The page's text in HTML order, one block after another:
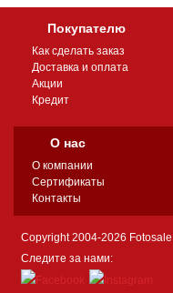
Покупателю
Как сделать заказ
Доставка и оплата
Акции
Кредит
О нас
О компании
Сертификаты
Контакты
Copyright 2004-2026 Fotosale
Следите за нами: